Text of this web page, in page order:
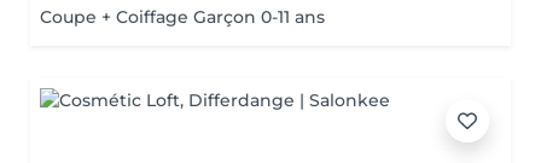
Coupe + Coiffage Garçon 0-11 ans